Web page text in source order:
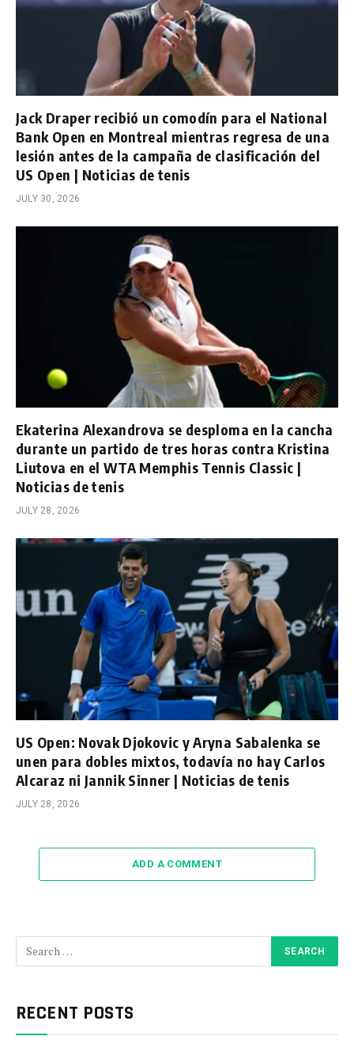
Jack Draper recibió un comodín para el National
Bank Open en Montreal mientras regresa de una
lesión antes de la campaña de clasificación del
US Open | Noticias de tenis
JULY 30, 2026
Ekaterina Alexandrova se desploma en la cancha
durante un partido de tres horas contra Kristina
Liutova en el WTA Memphis Tennis Classic |
Noticias de tenis
JULY 28, 2026
US Open: Novak Djokovic y Aryna Sabalenka se
unen para dobles mixtos, todavía no hay Carlos
Alcaraz ni Jannik Sinner | Noticias de tenis
JULY 28, 2026
ADD A COMMENT
RECENT POSTS